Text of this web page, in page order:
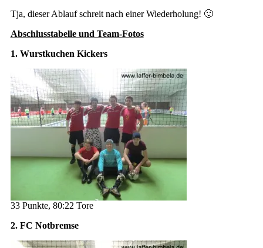
Tja, dieser Ablauf schreit nach einer Wiederholung! 🙂
Abschlusstabelleund Team-Fotos
1. Wurstkuchen Kickers
33 Punkte, 80:22 Tore
2. FC Notbremse